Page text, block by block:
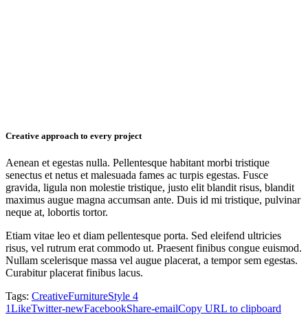
Creative approach to every project
Aenean et egestas nulla. Pellentesque habitant morbi tristique
senectus et netus et malesuada fames ac turpis egestas. Fusce
gravida, ligula non molestie tristique, justo elit blandit risus, blandit
maximus augue magna accumsan ante. Duis id mi tristique, pulvinar
neque at, lobortis tortor.
Etiam vitae leo et diam pellentesque porta. Sed eleifend ultricies
risus, vel rutrum erat commodo ut. Praesent finibus congue euismod.
Nullam scelerisque massa vel augue placerat, a tempor sem egestas.
Curabitur placerat finibus lacus.
Tags: CreativeFurnitureStyle 4
1LikeTwitter-newFacebookShare-emailCopy URL to clipboard